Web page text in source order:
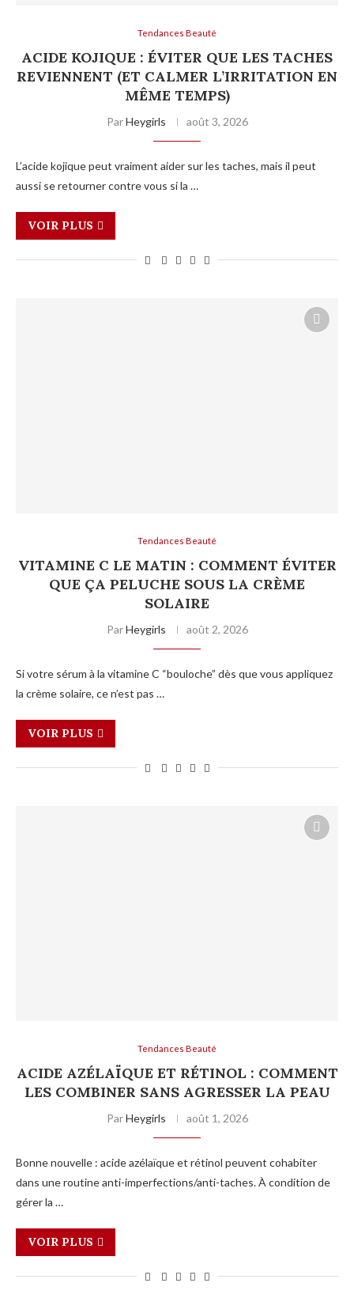
Tendances Beauté
ACIDE KOJIQUE : ÉVITER QUE LES TACHES
REVIENNENT (ET CALMER L’IRRITATION EN
MÊME TEMPS)
ParHeygirls août 3, 2026
L’acide kojique peut vraiment aider sur les taches, mais il peut
aussi se retourner contre vous si la …
VOIR PLUS
Tendances Beauté
VITAMINE C LE MATIN : COMMENT ÉVITER
QUE ÇA PELUCHE SOUS LA CRÈME
SOLAIRE
ParHeygirls août 2, 2026
Si votre sérum à la vitamine C “bouloche” dès que vous appliquez
la crème solaire, ce n’est pas …
VOIR PLUS
Tendances Beauté
ACIDE AZÉLAÏQUE ET RÉTINOL : COMMENT
LES COMBINER SANS AGRESSER LA PEAU
ParHeygirls août 1, 2026
Bonne nouvelle : acide azélaïque et rétinol peuvent cohabiter
dans une routine anti-imperfections/anti-taches. À condition de
gérer la …
VOIR PLUS